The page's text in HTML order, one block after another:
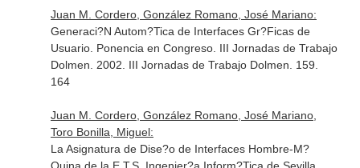
Juan M. Cordero, González Romano, José Mariano:
Generaci?N Autom?Tica de Interfaces Gr?Ficas de
Usuario. Ponencia en Congreso. III Jornadas de Trabajo
Dolmen. 2002. III Jornadas de Trabajo Dolmen. 159.
164
Juan M. Cordero, González Romano, José Mariano,
Toro Bonilla, Miguel:
La Asignatura de Dise?o de Interfaces Hombre-M?